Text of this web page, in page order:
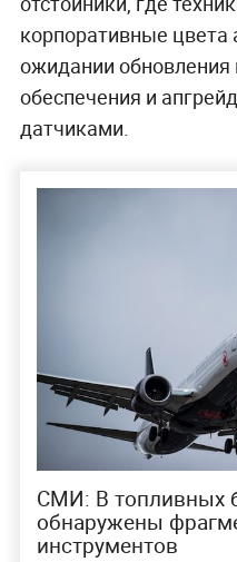
корпоративные цвета
ожидании обновления
обеспечения и
датчиками.
СМИ: В топливных
обнаружены
инструментов